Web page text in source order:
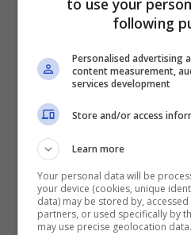
following
Personalised advertising
content measurement,
services development
Store and/or access
Learn more
Your personal data will be
your device (cookies, unique
data) may be stored by,
partners, or used specifically by
may use precise geolocation data.